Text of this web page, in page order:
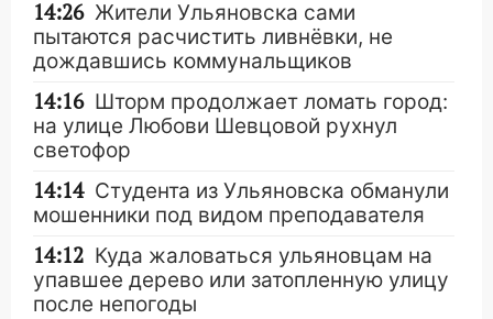
14:26 Жители Ульяновска сами
пытаются расчистить ливнёвки, не
дождавшись коммунальщиков
14:16 Шторм продолжает ломать город:
на улице Любови Шевцовой рухнул
светофор
14:14 Студента из Ульяновска обманули
мошенники под видом преподавателя
14:12 Куда жаловаться ульяновцам на
упавшее дерево или затопленную улицу
после непогоды